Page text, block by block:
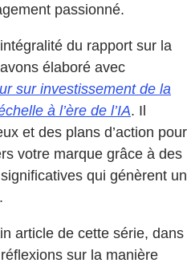
passionné.
du rapport sur la
élaboré avec
sur investissement de la
à l’ère de l’IA. Il
et des plans d’action pour
votre marque grâce à des
qui génèrent un
article de cette série, dans
sur la manière